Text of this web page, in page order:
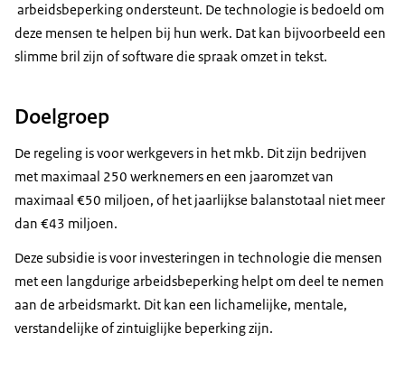
arbeidsbeperking ondersteunt. De technologie is bedoeld om
deze mensen te helpen bij hun werk. Dat kan bijvoorbeeld een
slimme bril zijn of software die spraak omzet in tekst.
Doelgroep
De regeling is voor werkgevers in het mkb. Dit zijn bedrijven
met maximaal 250 werknemers en een jaaromzet van
maximaal €50 miljoen, of het jaarlijkse balanstotaal niet meer
dan €43 miljoen.
Deze subsidie is voor investeringen in technologie die mensen
met een langdurige arbeidsbeperking helpt om deel te nemen
aan de arbeidsmarkt. Dit kan een lichamelijke, mentale,
verstandelijke of zintuiglijke beperking zijn.